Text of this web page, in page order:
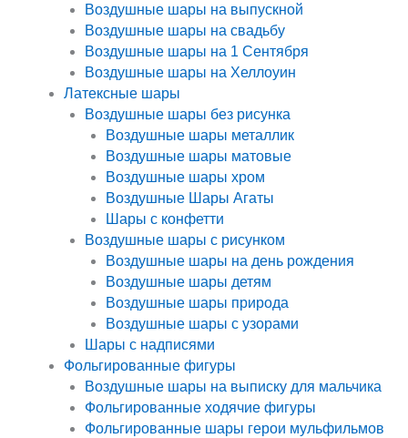
Воздушные шары на выпускной
Воздушные шары на свадьбу
Воздушные шары на 1 Сентября
Воздушные шары на Хеллоуин
Латексные шары
Воздушные шары без рисунка
Воздушные шары металлик
Воздушные шары матовые
Воздушные шары хром
Воздушные Шары Агаты
Шары с конфетти
Воздушные шары с рисунком
Воздушные шары на день рождения
Воздушные шары детям
Воздушные шары природа
Воздушные шары с узорами
Шары с надписями
Фольгированные фигуры
Воздушные шары на выписку для мальчика
Фольгированные ходячие фигуры
Фольгированные шары герои мульфильмов